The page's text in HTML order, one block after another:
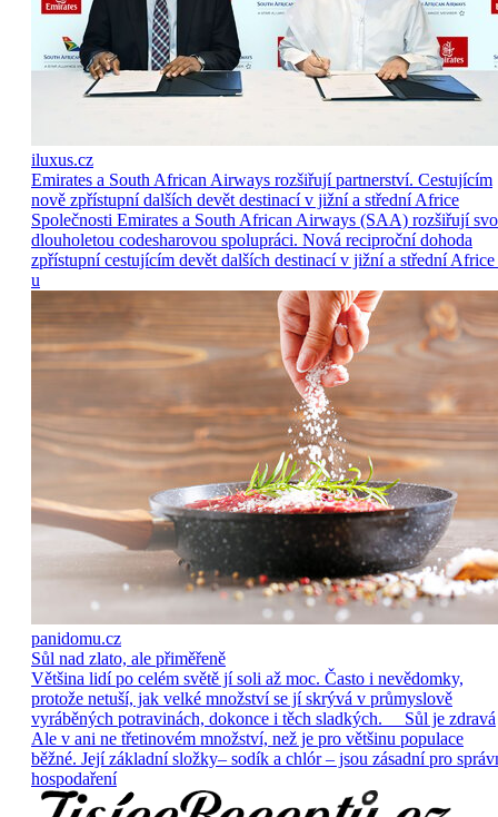
iluxus.cz
Emirates a South African Airways rozšiřují partnerství. Cestujícím
nově zpřístupní dalších devět destinací v jižní a střední Africe
Společnosti Emirates a South African Airways (SAA) rozšiřují
dlouholetou codesharovou spolupráci. Nová reciproční dohoda
zpřístupní cestujícím devět dalších destinací v jižní a střední Africe
u
panidomu.cz
Sůl nad zlato, ale přiměřeně
Většina lidí po celém světě jí soli až moc. Často i nevědomky,
protože netuší, jak velké množství se jí skrývá v průmyslově
vyráběných potravinách, dokonce i těch sladkých. Sůl je zdravá
Ale v ani ne třetinovém množství, než je pro většinu populace
běžné. Její základní složky– sodík a chlór – jsou zásadní pro
hospodaření